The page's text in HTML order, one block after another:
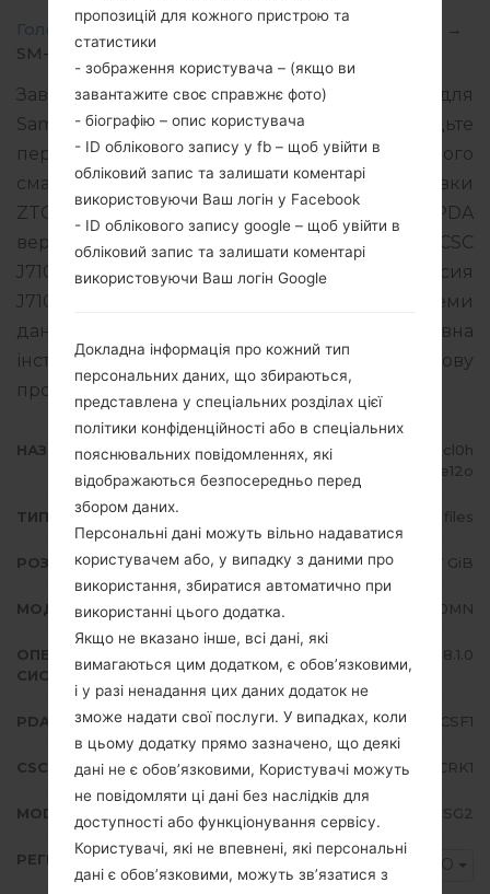
Головна Galaxy J7 2016 SamsungSM-J710MN
→
SM-J710MN_1_20190817015153_zcl0hwe12o.zip
Завантажте останнє оновлення прошивки для
Samsung Galaxy J7 2016, але не забудьте
перевірити, чи відповідає номер моделі вашого
смартфона вказаному SM-J710MN. Код прошивки
ZTO для BRAZIL. Продукт поставляється з PDA
версією J710MNVJS4CSF1 версія CSC
J710MNZTO4CRK1, MODEM версия
J710MNUBS4CSG2. Версія операційної системи
даної прошивки Android Oreo 8.1.0. Повна
інструкція про те, як прошивати стокову
прошивку на пристроях Samsung
тут
НАЗВА ФАЙЛУ
SM-J710MN_1_20190817015153_zcl0h
we12o
ТИП ПРОШИВКИ 4 files
РОЗМІР ФАЙЛУ 1.57 GiB
МОДЕЛЬ Samsung SM-J710MN
ОПЕРАЦІЙНА
СИСТЕМА
Android Oreo 8.1.0
PDA/AP ВЕРСІЯ J710MNVJS4CSF1
CSC ВЕРСІЯ J710MNZTO4CRK1
MODEM/CP ВЕРСІЯ J710MNUBS4CSG2
РЕГІОН ZTO
пропозицій для кожного пристрою та
статистики
- зображення користувача – (якщо ви
завантажите своє справжнє фото)
- біографію – опис користувача
- ID облікового запису у fb – щоб увійти в
обліковий запис та залишати коментарі
використовуючи Ваш логін у Facebook
- ID облікового запису google – щоб увійти в
обліковий запис та залишати коментарі
використовуючи Ваш логін Google
Докладна інформація про кожний тип
персональних даних, що збираються,
представлена у спеціальних розділах цієї
політики конфіденційності або в спеціальних
пояснювальних повідомленнях, які
відображаються безпосередньо перед
збором даних.
Персональні дані можуть вільно надаватися
користувачем або, у випадку з даними про
використання, збиратися автоматично при
використанні цього додатка.
Якщо не вказано інше, всі дані, які
вимагаються цим додатком, є обов’язковими,
і у разі ненадання цих даних додаток не
зможе надати свої послуги. У випадках, коли
в цьому додатку прямо зазначено, що деякі
дані не є обов’язковими, Користувачі можуть
не повідомляти ці дані без наслідків для
доступності або функціонування сервісу.
Користувачі, які не впевнені, які персональні
дані є обов’язковими, можуть зв’язатися з